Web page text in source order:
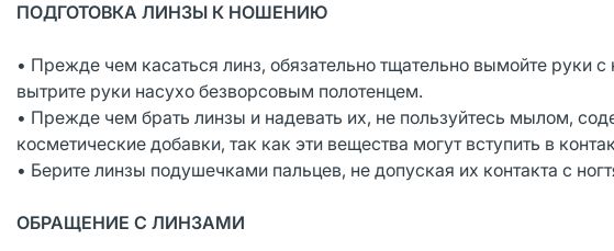
ПОДГОТОВКА ЛИНЗЫ К НОШЕНИЮ
• Прежде чем касаться линз, обязательно тщательно вымойте
вытрите руки насухо безворсовым полотенцем.
• Прежде чем брать линзы и надевать их, не пользуйтесь мылом,
косметические добавки, так как эти вещества могут вступить в
• Берите линзы подушечками пальцев, не допуская их контакта с
ОБРАЩЕНИЕ С ЛИНЗАМИ